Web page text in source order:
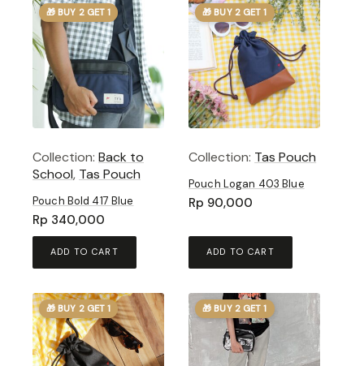
🎁 BUY 2 GET 1
Collection: Back to
School, Tas Pouch
Pouch Bold 417 Blue
Rp 340,000
ADD TO CART
🎁 BUY 2 GET 1
Collection: Tas Pouch
Pouch Logan 403 Blue
Rp 90,000
ADD TO CART
🎁 BUY 2 GET 1 🎁 BUY 2 GET 1